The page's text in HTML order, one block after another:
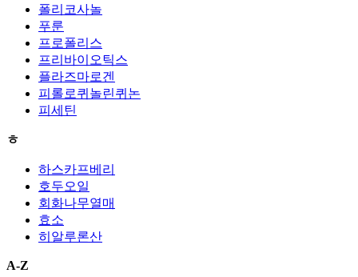
폴리코사놀
푸룬
프로폴리스
프리바이오틱스
플라즈마로겐
피롤로퀴놀린퀴논
피세틴
ㅎ
하스카프베리
호두오일
회화나무열매
효소
히알루론산
A-Z